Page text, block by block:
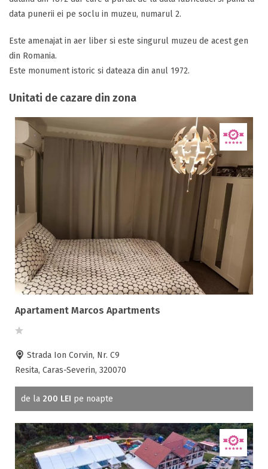
data punerii ei pe soclu in muzeu, numarul 2.
Este amenajat in aer liber si este singurul muzeu de acest gen
din Romania.
Este monument istoric si dateaza din anul 1972.
Unitati de cazare din zona
Apartament Marcos Apartments
Strada Ion Corvin, Nr. C9
Resita, Caras-Severin, 320070
de la 200 LEI pe noapte